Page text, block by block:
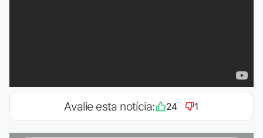
Avalie esta notícia: 24 1